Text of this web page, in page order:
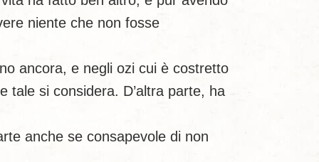
niente che non fosse
ancora, e negli ozi cui è costretto
tale si considera. D’altra parte, ha
anche se consapevole di non